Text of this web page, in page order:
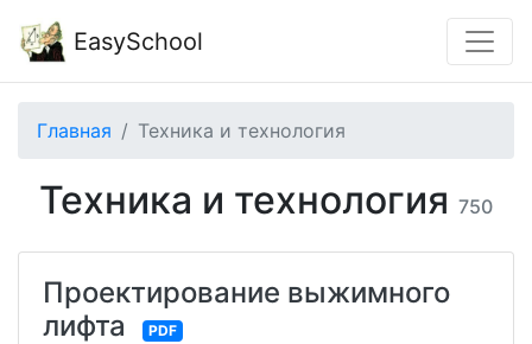
EasySchool
Главная Техника и технология
Техника и технология 750
Проектирование выжимного
лифта
PDF